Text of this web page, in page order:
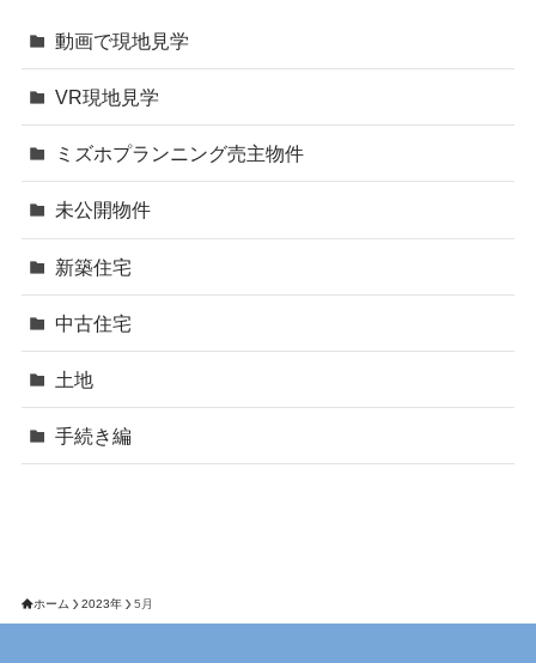
動画で現地見学
VR現地見学
ミズホプランニング売主物件
未公開物件
新築住宅
中古住宅
土地
手続き編
ホーム 2023年 5月